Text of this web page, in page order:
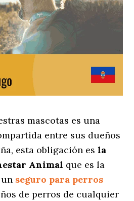
mascotas es una
entre sus dueños
esta obligación esla
Animal que es la
seguro para perros
de perros de cualquier